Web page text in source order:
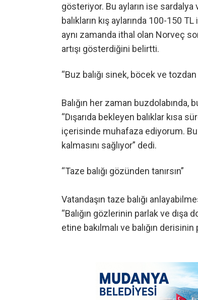
gösteriyor. Bu ayların ise
balıkların kış aylarında 100-150
aynı zamanda ithal olan Norveç
artışı gösterdiğini belirtti.
“Buz balığı sinek, böcek ve
Balığın her zaman
“Dışarıda bekleyen balıklar kısa
içerisinde muhafaza ediyorum.
kalmasını sağlıyor” dedi.
“Taze balığı gözünden tanırsın”
Vatandaşın taze balığı
“Balığın gözlerinin parlak ve
etine bakılmalı ve balığın